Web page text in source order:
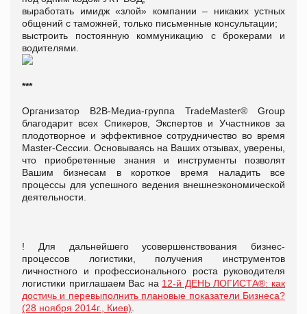
выработать имидж «злой» компании – никаких устных
общений с таможней, только письменные консультации;
выстроить постоянную коммуникацию с брокерами и
водителями.
***
Организатор B2B-Медиа-группа TradeMaster® Group
благодарит всех Спикеров, Экспертов и Участников за
плодотворное и эффективное сотрудничество во время
Master-Cессии. Основываясь на Ваших отзывах, уверены,
что приобретенные знания и инструменты позволят
Вашим бизнесам в короткое время наладить все
процессы для успешного ведения внешнеэкономической
деятельности.
! Для дальнейшего усовершенствования бизнес-
процессов логистики, получения инструментов
личностного и профессионального роста руководителя
логистики приглашаем Вас на 12-й ДЕНЬ ЛОГИСТА®: как
достичь и перевыполнить плановые показатели Бизнеса?
(28 ноября 2014г., Киев)